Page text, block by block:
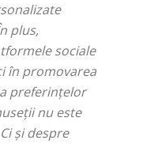
plus,
sociale
în promovarea
preferințelor
nu este
și despre